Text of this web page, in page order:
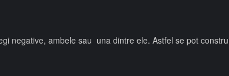
ambele sau una dintre ele. Astfel se pot